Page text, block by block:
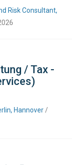
Risk Consultant,
/ Tax -
Hannover /